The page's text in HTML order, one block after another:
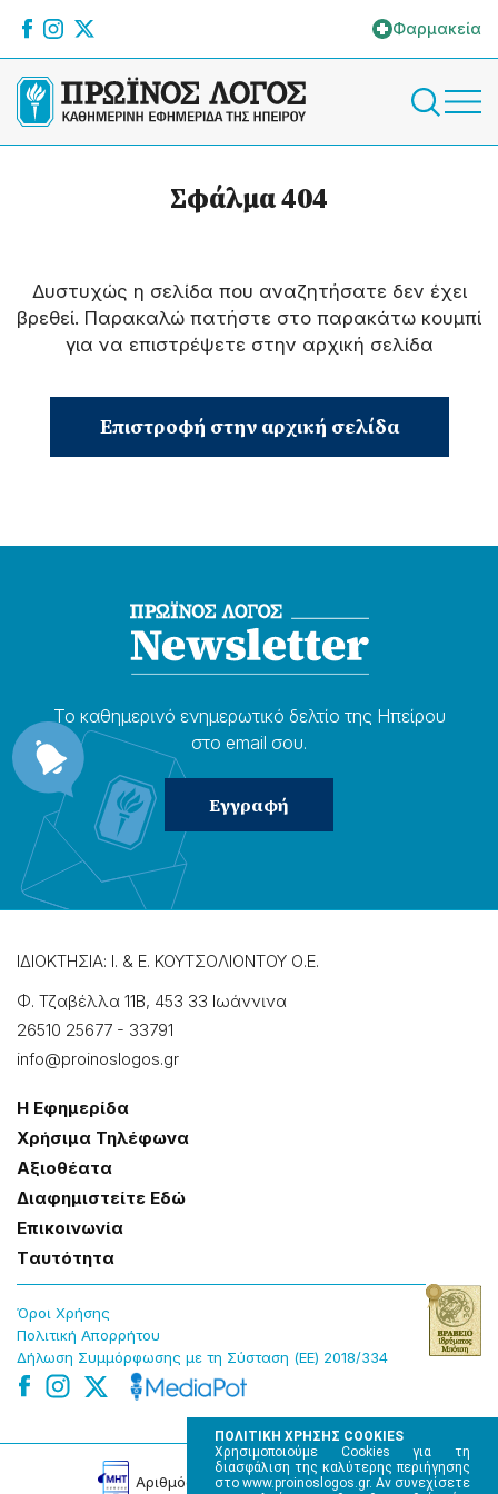
ΠΟΛΙΤΙΚΗ ΧΡΗΣΗΣ COOKIES
Χρησιμοποιούμε Cookies για τη
διασφάλιση της καλύτερης περιήγησης
στο www.proinoslogos.gr. Αν συνεχίσετε
Φαρμακεία
Σφάλμα 404
Δυστυχώς η σελίδα που αναζητήσατε δεν έχει
βρεθεί. Παρακαλώ πατήστε στο παρακάτω κουμπί
για να επιστρέψετε στην αρχική σελίδα
Επιστροφή στην αρχική σελίδα
Το καθημερɩνό ενημερωτɩκό δελτίο της Ηπείρου
στο email σου.
ΙΔΙΟΚΤΗΣΙΑ: Ι. & Ε. ΚΟΥΤΣΟΛΙΟΝΤΟΥ Ο.Ε.
Φ. Τζαβέλλα 11Β, 453 33 Ιωάννɩνα
26510 25677 - 33791
info@proinoslogos.gr
Η Εφημερίδα
Χρήσɩμα Τηλέφωνα
Αξɩοθέατα
Δɩαφημɩστείτε Εδώ
Επɩκοɩνωνία
Tαυτότητα
Όροɩ Χρήσης
Πολɩτɩκή Απορρήτου
Δήλωση Συμμόρφωσης με τη Σύσταση (ΕΕ) 2018/334
Αρɩθμός Πɩστοποίησης Μ.Η.Τ. 220242